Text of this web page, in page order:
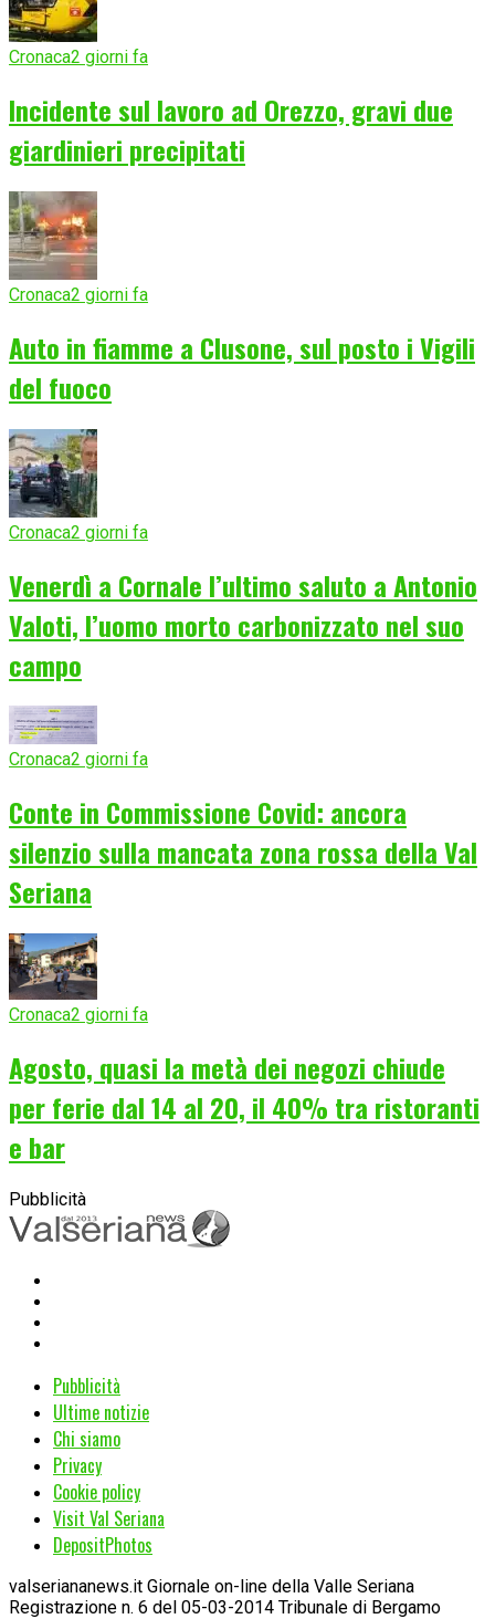
Cronaca2 giorni fa
Incidente sul lavoro ad Orezzo, gravi due
giardinieri precipitati
Cronaca2 giorni fa
Auto in fiamme a Clusone, sul posto i Vigili
del fuoco
Cronaca2 giorni fa
Venerdì a Cornale l’ultimo saluto a Antonio
Valoti, l’uomo morto carbonizzato nel suo
campo
Cronaca2 giorni fa
Conte in Commissione Covid: ancora
silenzio sulla mancata zona rossa della Val
Seriana
Cronaca2 giorni fa
Agosto, quasi la metà dei negozi chiude
per ferie dal 14 al 20, il 40% tra ristoranti
e bar
Pubblicità
Pubblicità
Ultime notizie
Chi siamo
Privacy
Cookie policy
Visit Val Seriana
DepositPhotos
valseriananews.it Giornale on-line della Valle Seriana
Registrazione n. 6 del 05-03-2014 Tribunale di Bergamo